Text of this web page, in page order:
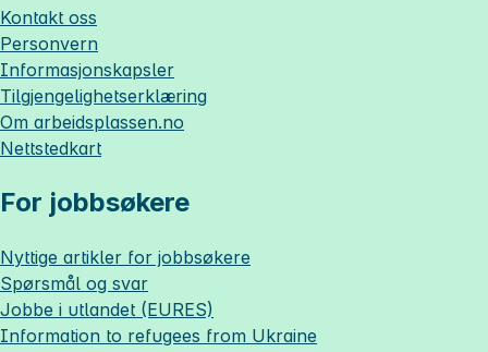
Kontakt oss
Personvern
Informasjonskapsler
Tilgjengelighetserklæring
Om arbeidsplassen.no
Nettstedkart
For jobbsøkere
Nyttige artikler for jobbsøkere
Spørsmål og svar
Jobbe i utlandet (EURES)
Information to refugees from Ukraine